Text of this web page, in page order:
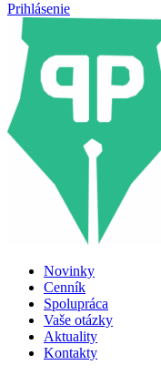
Prihlásenie
Novinky
Cenník
Spolupráca
Vaše otázky
Aktuality
Kontakty